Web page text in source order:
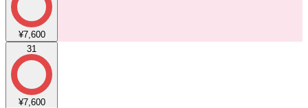
¥7,600
31
¥7,600